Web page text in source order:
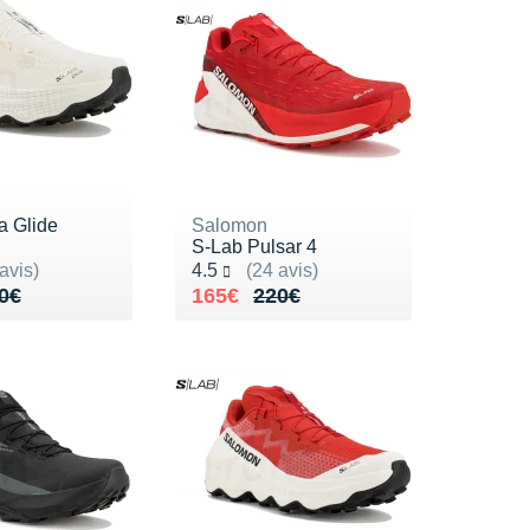
Glide
5
250€
Salomon
S-Lab Pulsar 4
4.5
(24 avis)
Noté 4.5 sur 5
220€
Au lieu de 220€
165€
Vendu 165€